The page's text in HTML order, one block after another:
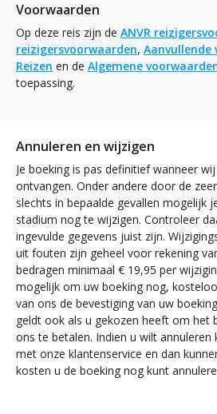
Voorwaarden
Op deze reis zijn de ANVR
reizigersvoorwaarden, Aanvullende
Reizen en de Algemene
toepassing.
Annuleren en wijzigen
Je boeking is pas definitief wanneer
ontvangen. Onder andere door de
slechts in bepaalde gevallen mogelijk
stadium nog te wijzigen. Controleer
ingevulde gegevens juist zijn.
uit fouten zijn geheel voor rekening
bedragen minimaal € 19,95 per
mogelijk om uw boeking nog,
van ons de bevestiging van uw
geldt ook als u gekozen heeft om het
ons te betalen. Indien u wilt
met onze klantenservice en dan
kosten u de boeking nog kunt